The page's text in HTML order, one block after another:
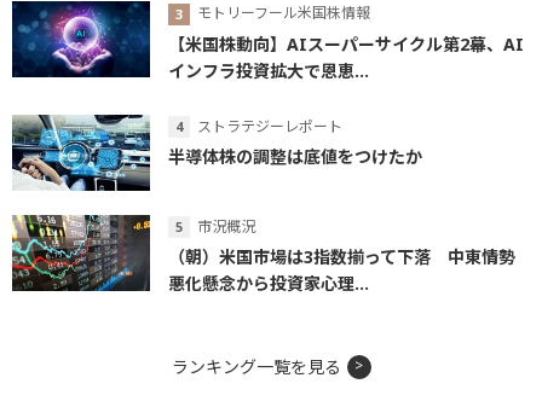
モトリーフール米国株情報
【米国株動向】AIスーパーサイクル第2幕、AI
インフラ投資拡大で恩恵...
ストラテジーレポート
半導体株の調整は底値をつけたか
市況概況
（朝）米国市場は3指数揃って下落 中東情勢
悪化懸念から投資家心理...
ランキング一覧を見る